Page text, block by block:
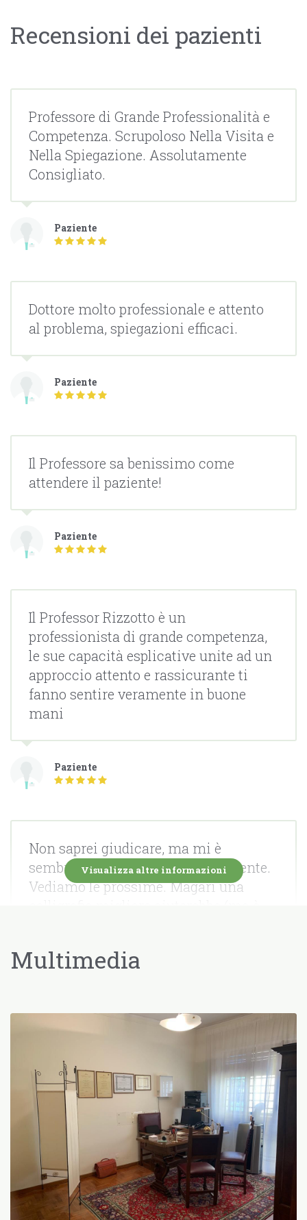
Recensioni dei pazienti
Professore di Grande Professionalità e
Competenza. Scrupoloso Nella Visita e
Nella Spiegazione. Assolutamente
Consigliato.
Paziente
Dottore molto professionale e attento
al problema, spiegazioni efficaci.
Paziente
Il Professore sa benissimo come
attendere il paziente!
Paziente
Il Professor Rizzotto è un
professionista di grande competenza,
le sue capacità esplicative unite ad un
approccio attento e rassicurante ti
fanno sentire veramente in buone
mani
Paziente
Non saprei giudicare, ma mi è
sembrato professionale e competente.
Vediamo le prossime. Magari una
Professionale gentile. Ero alla mia
prima visita ed ero un po agitato. Il
professore mi ha messo subito a mio
agio ed è stato molto dettagliato e
preciso nella diagnosi. Complimenti e
grazie di tutto.
Paziente
Visualizza altre informazioni
Multimedia